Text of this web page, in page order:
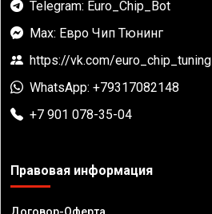
Telegram: Euro_Chip_Bot
Max: Евро Чип Тюнинг
https://vk.com/euro_chip_tuning
WhatsApp: +79317082148
+7 901 078-35-04
Правовая информация